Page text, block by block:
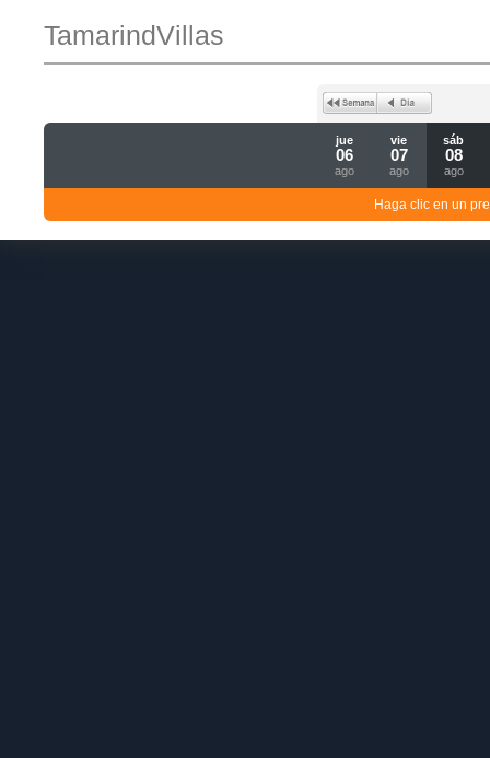
TamarindVillas
jue
06
ago
vie
07
ago
sáb
08
ago
Haga clic en un